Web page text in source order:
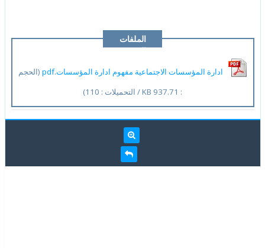
الملفات
المرفقة
ادارة المؤسسات الاجتماعية مفهوم ادارة المؤسسات.pdf
(الحجم